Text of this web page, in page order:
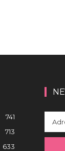
741
713
633